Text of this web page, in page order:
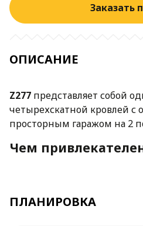
Заказать
ОПИСАНИЕ
Z277 представляет собой
четырехскатной кровлей с
просторным гаражом на 2
Чем
Оригинальная отделка
белой штукатурки и
подчеркивает
ПЛАНИРОВКА